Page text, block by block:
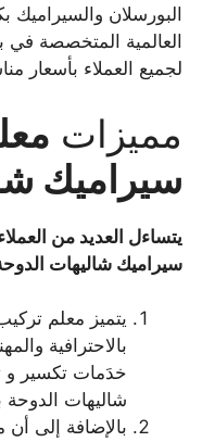
البورسلان
العالمية المتخصصة في
لجميع العملاء بأسعار
مميزات
سيراميك
يتساءل العديد من
سيراميك شاليهات
يتميز معلم
بالاحترافية
خدَمات تكسير و
شاليهات الدوحة
بالإضافة إلى